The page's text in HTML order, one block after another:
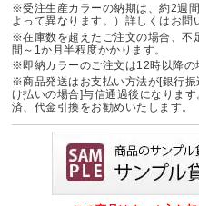
※受注生産カラーの納期は、約2週
よって異なります。）詳しくはお問
※在庫数を超えたご注文の場合、不
間～1か月半程度かかります。
※即納カラーのご注文は12時以降の
※商品発送はお支払い方法が[銀行
け払いの場合]与信通過後になりま
済、代金引換をお勧めいたします。